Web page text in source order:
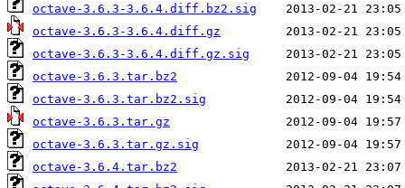
octave-3.6.3-3.6.4.diff.bz2.sig
octave-3.6.3-3.6.4.diff.gz
octave-3.6.3-3.6.4.diff.gz.sig
octave-3.6.3.tar.bz2
octave-3.6.3.tar.bz2.sig
octave-3.6.3.tar.gz
octave-3.6.3.tar.gz.sig
octave-3.6.4.tar.bz2